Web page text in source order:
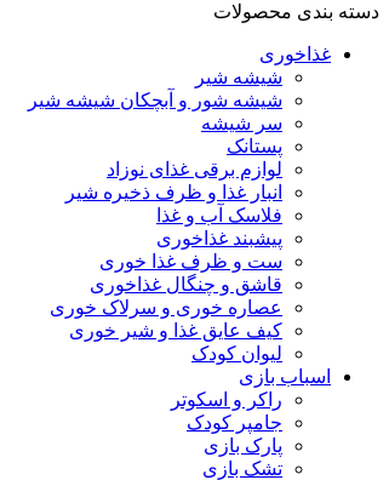
دسته بندی محصولات
غذاخوری
شیشه شیر
شیشه ‌شور و آبچکان شیشه‌ شیر
سر شیشه
پستانک
لوازم برقی غذای نوزاد
انبار غذا و ظرف ذخیره شیر
فلاسک آب و غذا
پیشبند غذاخوری
ست و ظرف غذا خوری
قاشق و چنگال غذاخوری
عصاره خوری و سرلاک خوری
کیف عایق غذا و شیر خوری
لیوان کودک
اسباب بازی
راکر و اسکوتر
جامپر کودک
پارک بازی
تشک بازی